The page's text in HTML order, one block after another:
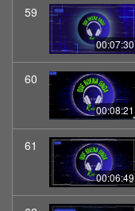
59
00:07:30
60
00:08:21
61
00:06:49